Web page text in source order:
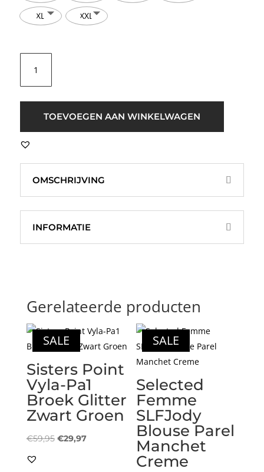
XL
XXL
IHNabi
SS
Shirt
TOEVOEGEN AAN WINKELWAGEN
OMSCHRIJVING
INFORMATIE
Gerelateerde producten
SALE
Sisters Point
Vyla-Pa1
Broek Glitter
Zwart Groen
€59,95 Oorspronkelijke
€29,97Huidige
SALE
Selected
Femme
SLFJody
Blouse Parel
Manchet
Creme